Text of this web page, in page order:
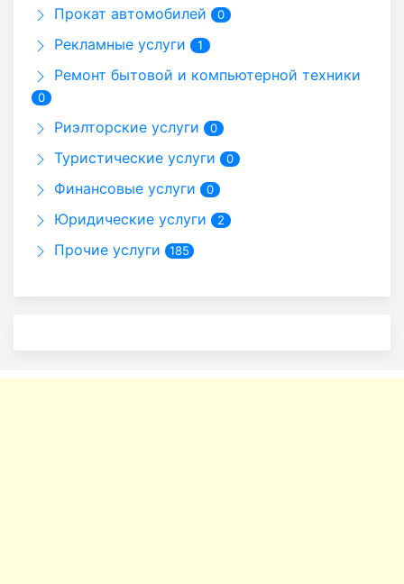
Прокат автомобилей 0
Рекламные услуги 1
Ремонт бытовой и компьютерной техники
0
Риэлторские услуги 0
Туристические услуги 0
Финансовые услуги 0
Юридические услуги 2
Прочие услуги 185